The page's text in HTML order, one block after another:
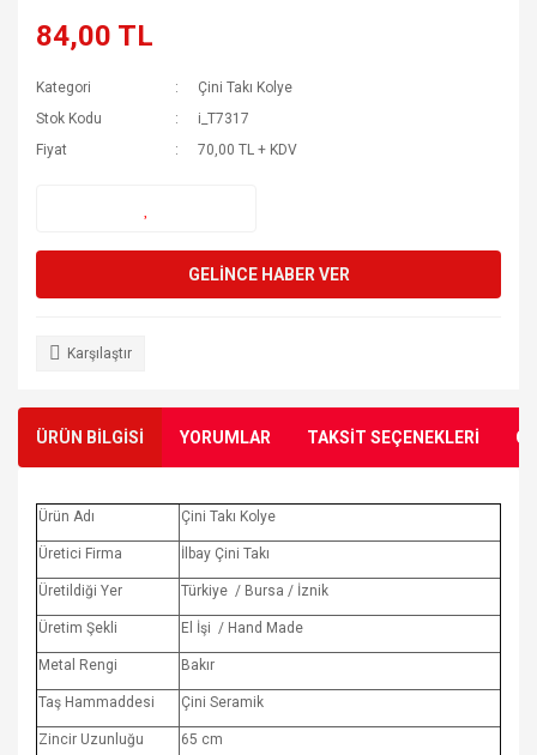
84,00 TL
Kategori
Çini Takı Kolye
Stok Kodu
i_T7317
Fiyat
70,00 TL + KDV
GELİNCE HABER VER
Karşılaştır
ÜRÜN BİLGİSİ YORUMLAR TAKSİT SEÇENEKLERİ
Ürün Adı Çini Takı Kolye
Üretici Firma İlbay Çini Takı
Üretildiği Yer Türkiye / Bursa / İznik
Üretim Şekli El İşi / Hand Made
Metal Rengi Bakır
Taş Hammaddesi Çini Seramik
Zincir Uzunluğu 65 cm